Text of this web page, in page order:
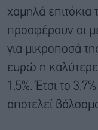
χαμηλά
προσφέρουν οι
για μικροποσά
ευρώ η
1,5%. Έτσι το
αποτελεί